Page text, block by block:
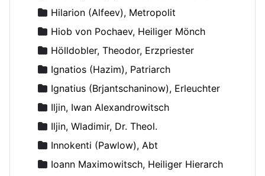
Hilarion (Alfeev), Metropolit
Hiob von Pochaev, Heiliger Mönch
Hölldobler, Theodor, Erzpriester
Ignatios (Hazim), Patriarch
Ignatius (Brjantschaninow), Erleuchter
Iljin, Iwan Alexandrowitsch
Iljin, Wladimir, Dr. Theol.
Innokenti (Pawlow), Abt
Ioann Maximowitsch, Heiliger Hierarch